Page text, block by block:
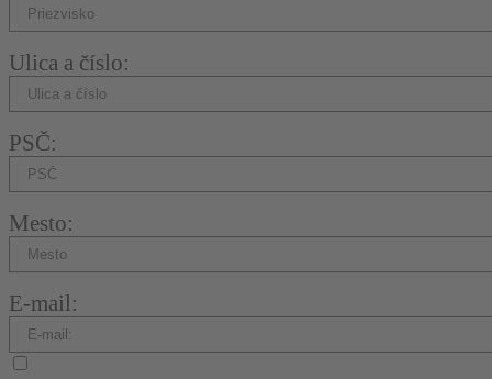
Ulica a číslo:
PSČ:
Mesto:
E-mail: